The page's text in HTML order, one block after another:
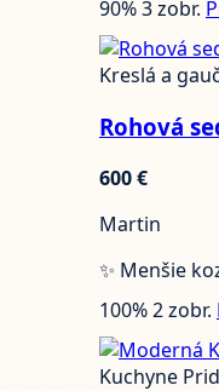
90%3 zobr.
Kreslá a
Rohová
600 €
Martin
✨ Menšie
100%2 zobr.
Kuchyne